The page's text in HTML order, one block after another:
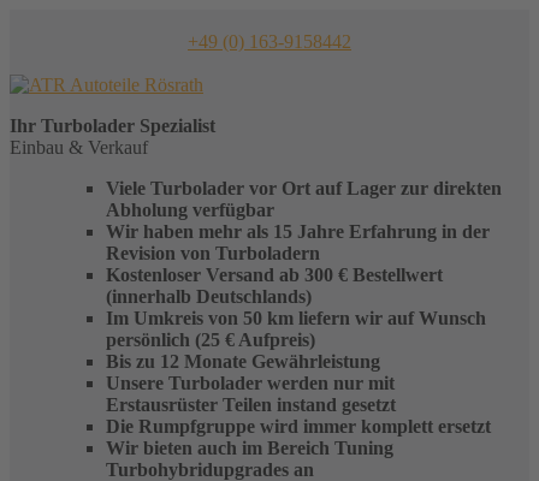
+49 (0) 163-9158442
Ihr Turbolader Spezialist
Einbau & Verkauf
Viele Turbolader vor Ort auf Lager zur direkten
Abholung verfügbar
Wir haben mehr als 15 Jahre Erfahrung in der
Revision von Turboladern
Kostenloser Versand ab 300 € Bestellwert
(innerhalb Deutschlands)
Im Umkreis von 50 km liefern wir auf Wunsch
persönlich (25 € Aufpreis)
Bis zu 12 Monate Gewährleistung
Unsere Turbolader werden nur mit
Erstausrüster Teilen instand gesetzt
Die Rumpfgruppe wird immer komplett ersetzt
Wir bieten auch im Bereich Tuning
Turbohybridupgrades an